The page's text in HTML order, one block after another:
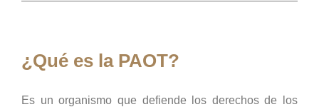
¿Qué es la PAOT?
Es un organismo que defiende los derechos de los